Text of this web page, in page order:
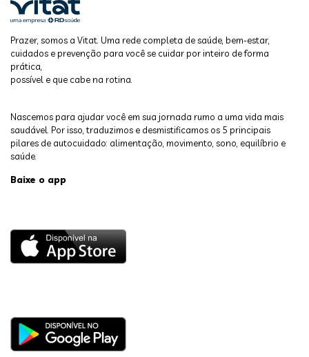
Prazer, somos a Vitat. Uma rede completa de saúde, bem-estar,
cuidados e prevenção para você se cuidar por inteiro de forma
prática,
possível e que cabe na rotina.
Nascemos para ajudar você em sua jornada rumo a uma vida mais
saudável. Por isso, traduzimos e desmistificamos os 5 principais
pilares de autocuidado: alimentação, movimento, sono, equilíbrio e
saúde.
Baixe o app